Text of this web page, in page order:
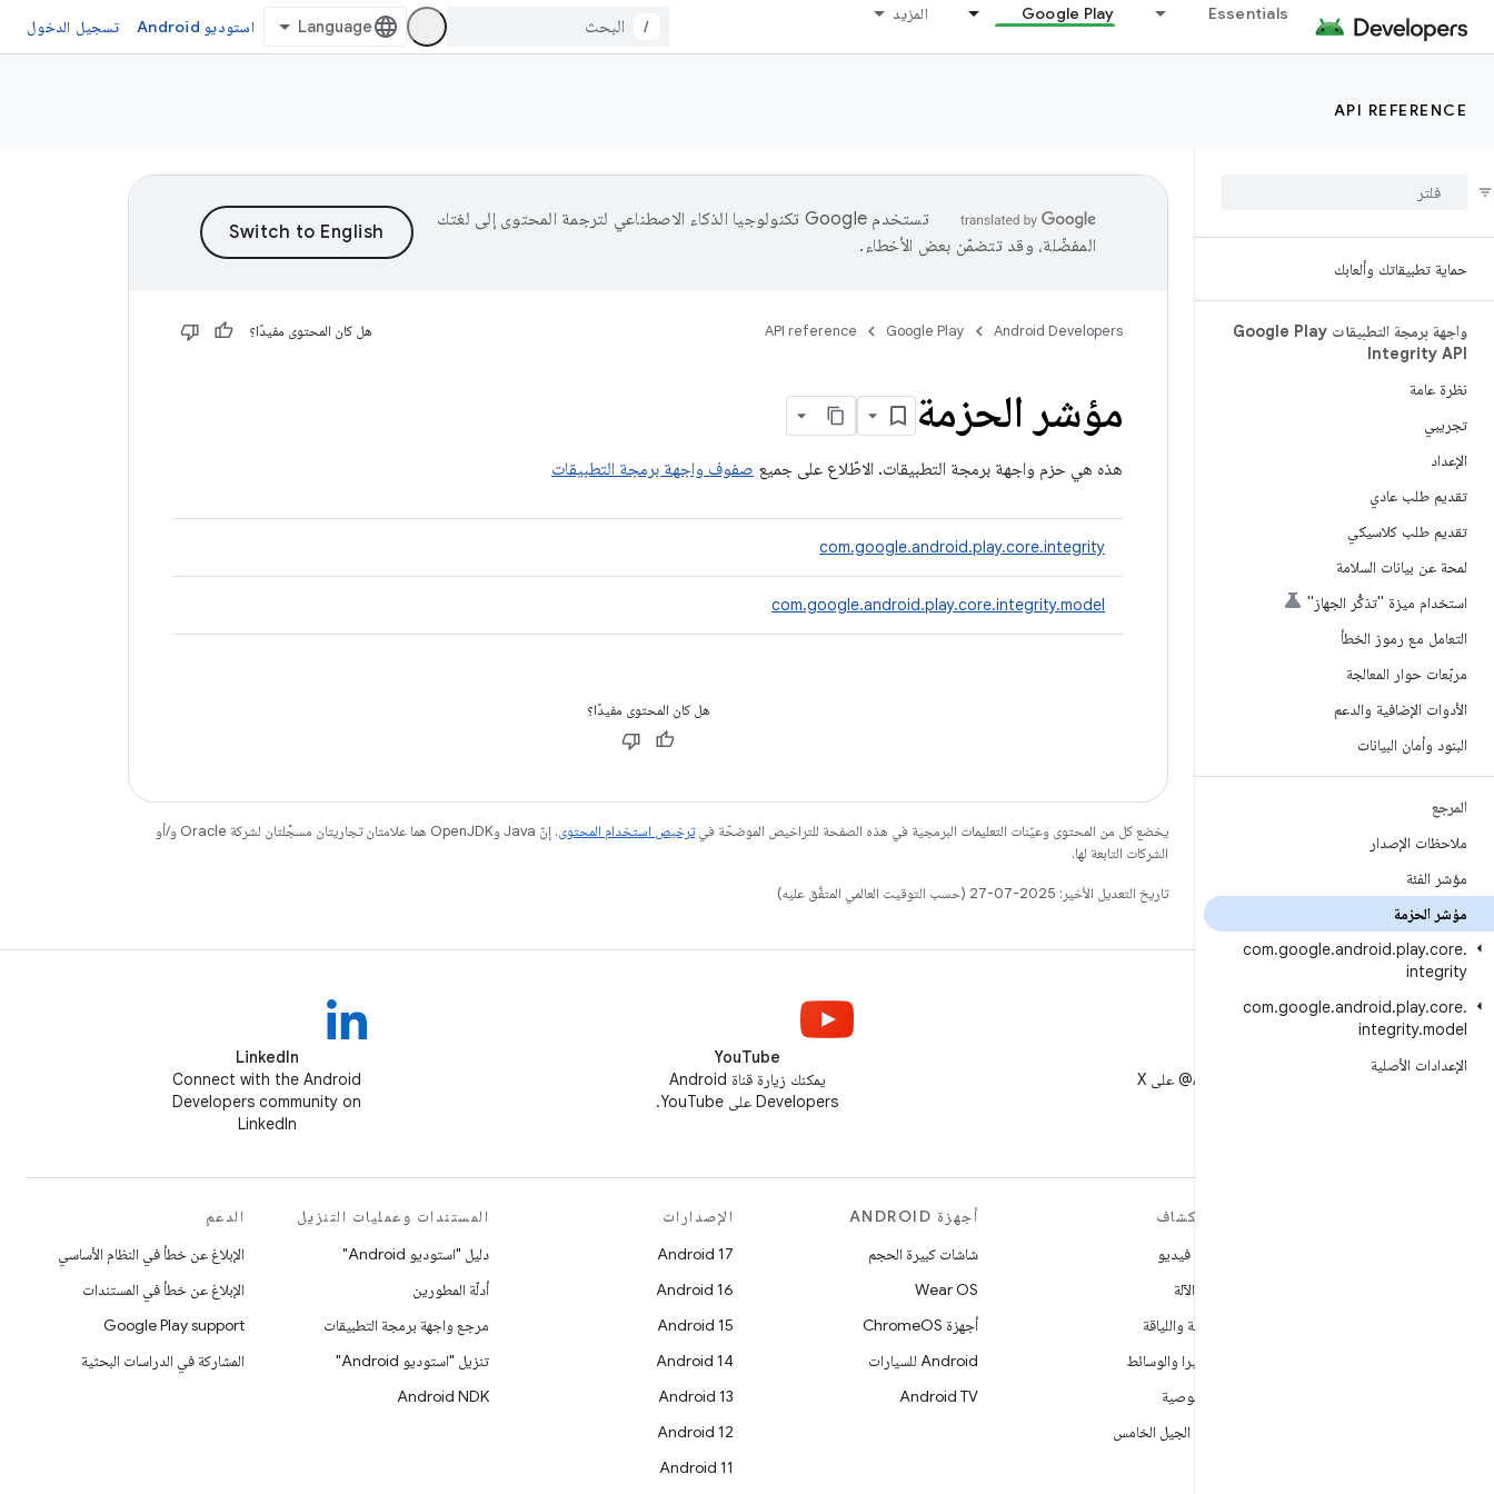
Essentials
Google Play المزيد
/ استوديو Android تسجيل الدخول
API REFERENCE
حماية تطبيقاتك وألعابك
واجهة برمجة التطبيقات Google Play
Integrity API
نظرة عامة
تجريبي
الإعداد
تقديم طلب عادي
تقديم طلب كلاسيكي
لمحة عن بيانات السلامة
استخدام ميزة "تذكُّر الجهاز"
التعامل مع رموز الخطأ
مربّعات حوار المعالجة
الأدوات الإضافية والدعم
البنود وأمان البيانات
المرجع
ملاحظات الإصدار
مؤشر الفئة
مؤشر الحزمة
com.google.android.play.core.
integrity
com.google.android.play.core.
integrity.model
الإعدادات الأصلية
تستخدم Google تكنولوجيا الذكاء الاصطناعي لترجمة المحتوى إلى لغتك
المفضّلة، وقد تتضمّن بعض الأخطاء.
Android Developers
Google Play
API reference هل كان المحتوى مفيدًا؟
مؤشر الحزمة
هذه هي حزم واجهة برمجة التطبيقات. الاطّلاع على جميع صفوف واجهة برمجة التطبيقات
com.google.android.play.core.integrity
com.google.android.play.core.integrity.model
هل كان المحتوى مفيدًا؟
يخضع كل من المحتوى وعيّنات التعليمات البرمجية في هذه الصفحة للتراخيص الموضحّة فيترخيص استخدام المحتوى
. إنّ Java وOpenJDK هما علامتان تجاريتان مسجَّلتان لشركة Oracle و/أو
الشركات التابعة لها.
تاريخ التعديل الأخير: 2025-07-27 (حسب التوقيت العالمي المتفَّق عليه)
YouTube
يمكنك زيارة قناة Android
Developers على YouTube.
LinkedIn
Connect with the Android
Developers community on
LinkedIn
استكشاف
ألعاب فيديو
تعلُم الآلة
الصحة واللياقة
الكاميرا والوسائط
الخصوصية
شبكة الجيل الخامس
أجهزة ANDROID
شاشات كبيرة الحجم
Wear OS
أجهزة ChromeOS
Android للسيارات
Android TV
الإصدارات
Android 17
Android 16
Android 15
Android 14
Android 13
Android 12
Android 11
المستندات وعمليات التنزيل
دليل "استوديو Android"
أدلّة المطورين
مرجع واجهة برمجة التطبيقات
تنزيل "استوديو Android"
Android NDK
الدعم
الإبلاغ عن خطأ في النظام الأساسي
الإبلاغ عن خطأ في المستندات
Google Play support
المشاركة في الدراسات البحثية